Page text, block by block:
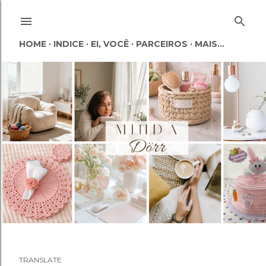
HOME INDICE EI, VOCÊ PARCEIROS MAIS…
TRANSLATE